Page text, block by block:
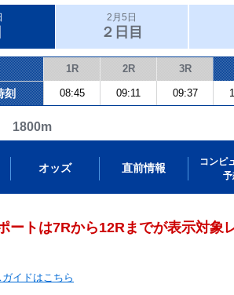
2月5日
２日目
1R 2R 3R
刻 08:45 09:11 09:37
オッズ 直前情報
コンピ
予
ートは7Rから12Rまでが表示対象
イドはこちら